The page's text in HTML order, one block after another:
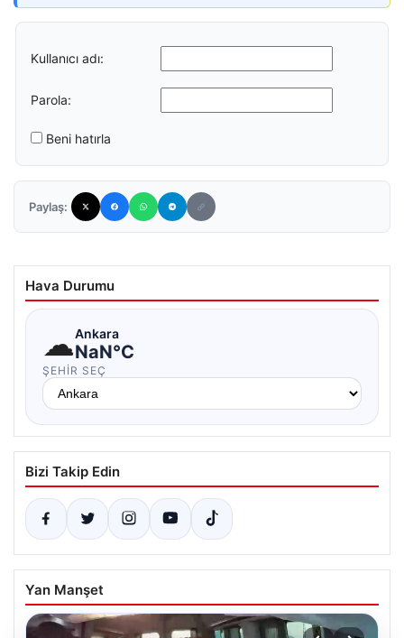
Kullanıcı adı:
Parola:
Beni hatırla
Paylaş:
Hava Durumu
☁Ankara
NaN°C
ŞEHIR SEÇ
Bizi Takip Edin
Yan Manşet